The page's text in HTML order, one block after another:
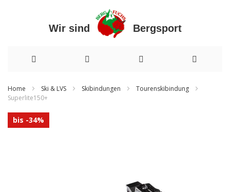
Wir sind Bergsport
zum
Inhalt
Home Ski & LVS Skibindungen
Tourenskibindung
Superlite150+
Zum
Ende
bis -34%